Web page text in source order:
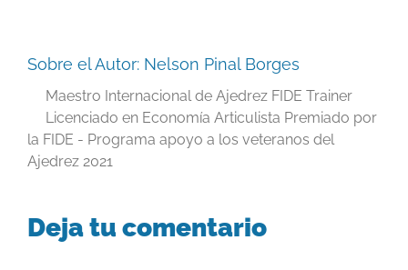
Sobre el Autor: Nelson Pinal Borges
Maestro Internacional de Ajedrez FIDE Trainer
Licenciado en Economía Articulista Premiado por
la FIDE - Programa apoyo a los veteranos del
Ajedrez 2021
Deja tu comentario